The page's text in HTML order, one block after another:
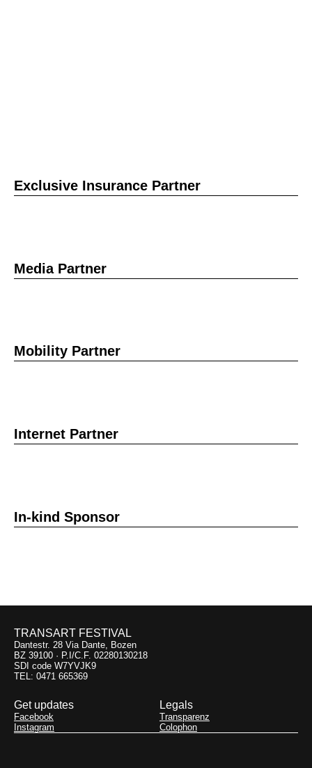
Exclusive Insurance Partner
Media Partner
Mobility Partner
Internet Partner
In-kind Sponsor
TRANSART FESTIVAL
Dantestr. 28 Via Dante, Bozen
BZ 39100 · P.I/C.F. 02280130218
SDI code W7YVJK9
TEL: 0471 665369
Get updates
Facebook
Instagram
Legals
Transparenz
Colophon